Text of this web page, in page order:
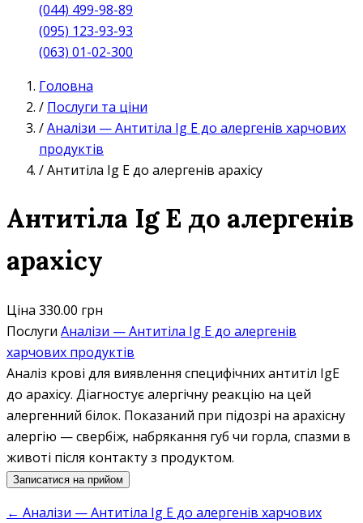
(044) 499-98-89
(095) 123-93-93
(063) 01-02-300
Головна
/ Послуги та ціни
/Аналізи — Антитіла Ig E до алергенів харчових
продуктів
/Антитіла Ig E до алергенів арахісу
Антитіла Ig E до алергенів
арахісу
Ціна 330.00 грн
Послуги Аналізи — Антитіла Ig E до алергенів
харчових продуктів
Аналіз крові для виявлення специфічних антитіл IgE
до арахісу. Діагностує алергічну реакцію на цей
алергенний білок. Показаний при підозрі на арахісну
алергію — свербіж, набрякання губ чи горла, спазми в
животі після контакту з продуктом.
Записатися на прийом
← Аналізи — Антитіла Ig E до алергенів харчових